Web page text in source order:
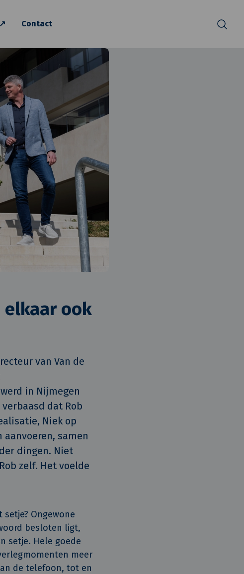
Contact Zoeken
elkaar ook
van Van de
in Nijmegen
dat Rob
Niek op
samen
dingen. Niet
zelf. Het voelde
Ongewone
besloten ligt,
setje. Hele goede
meer
de telefoon, tot en